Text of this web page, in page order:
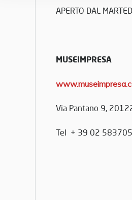
APERTO DAL
MUSEIMPRESA
Via Pantano 9,
Tel + 39 02